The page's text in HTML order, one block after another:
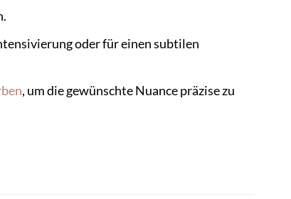
oder für einen subtilen
, um die gewünschte Nuance präzise zu